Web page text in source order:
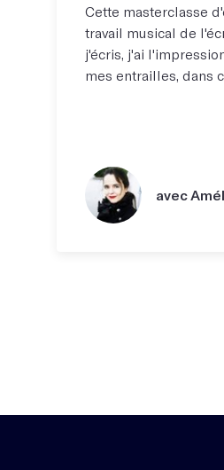
Cette masterclasse
travail musical de
j'écris, j'ai
mes entrailles, dans
avec